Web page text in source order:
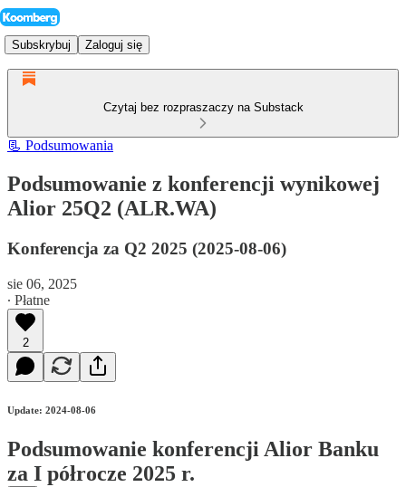
Subskrybuj Zaloguj się
Czytaj bez rozpraszaczy na Substack
📃 Podsumowania
Podsumowanie z konferencji wynikowej
Alior 25Q2 (ALR.WA)
Konferencja za Q2 2025 (2025-08-06)
sie 06, 2025
∙ Płatne
2
Update: 2024-08-06
Podsumowanie konferencji Alior Banku
za I półrocze 2025 r.